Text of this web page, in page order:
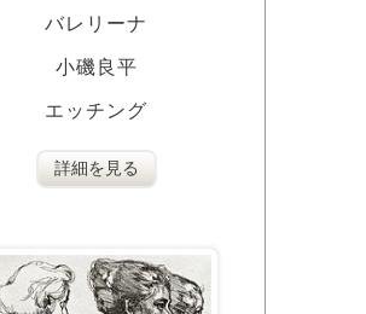
バレリーナ
小磯良平
エッチング
詳細を見る